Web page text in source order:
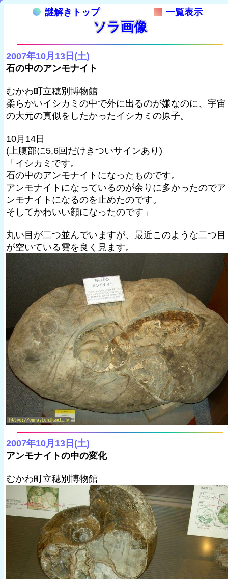
謎解きトップ 一覧表示
ソラ画像
2007年10月13日(土)
石の中のアンモナイト
むかわ町立穂別博物館
柔らかいイシカミの中で外に出るのが嫌なのに、宇宙
の大元の真似をしたかったイシカミの原子。
10月14日
(上腹部に5,6回だけきついサインあり)
「イシカミです。
石の中のアンモナイトになったものです。
アンモナイトになっているのが余りに多かったのでア
ンモナイトになるのを止めたのです。
そしてかわいい顔になったのです」
丸い目が二つ並んでいますが、最近このような二つ目
が空いている雲を良く見ます。
2007年10月13日(土)
アンモナイトの中の変化
むかわ町立穂別博物館